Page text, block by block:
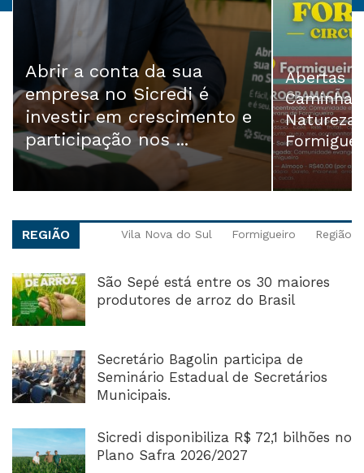
Abrir a conta da sua
empresa no Sicredi é
investir em crescimento e
participação nos ...
Abertas
Natureza
REGIÃO Vila Nova do Sul Formigueiro Região
São Sepé está entre os 30 maiores
produtores de arroz do Brasil
Secretário Bagolin participa de
Seminário Estadual de Secretários
Municipais.
Sicredi disponibiliza R$ 72,1 bilhões no
Plano Safra 2026/2027